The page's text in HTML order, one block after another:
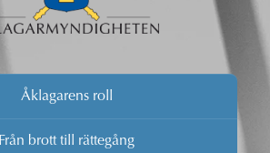
Åklagarens roll
Från brott till rättegång